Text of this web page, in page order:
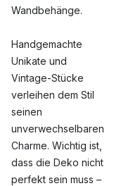
Wandbehänge.
Handgemachte
Unikate und
Vintage-Stücke
verleihen dem Stil
seinen
unverwechselbaren
Charme. Wichtig ist,
dass die Deko nicht
perfekt sein muss –